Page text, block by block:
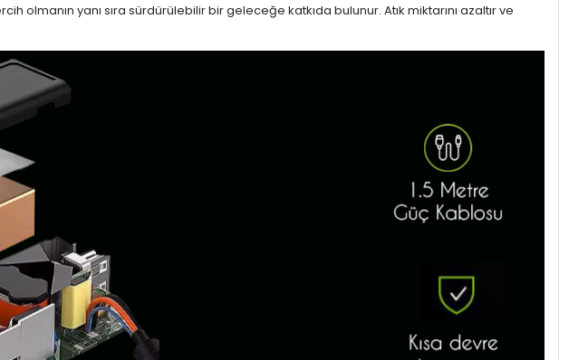
yanı sıra sürdürülebilir bir geleceğe katkıda bulunur. Atık miktarını azaltır ve